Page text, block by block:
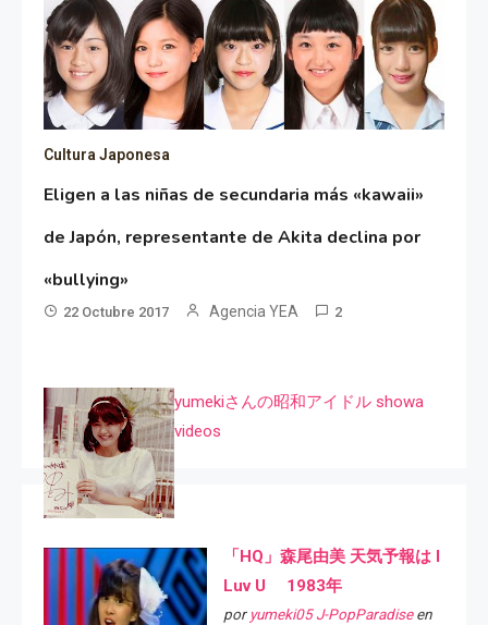
Cultura Japonesa
Eligen a las niñas de secundaria más «kawaii»
de Japón, representante de Akita declina por
«bullying»
22 Octubre 2017 Agencia YEA 2
yumekiさんの昭和アイドル showa
videos
「HQ」森尾由美 天気予報は I
Luv U 1983年
por yumeki05 J-PopParadiseen